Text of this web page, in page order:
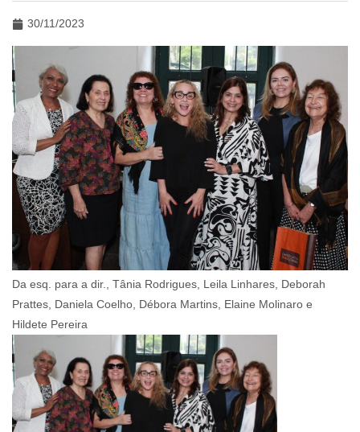
30/11/2023
Da esq. para a dir., Tânia Rodrigues, Leila Linhares, Deborah
Prattes, Daniela Coelho, Débora Martins, Elaine Molinaro e
Hildete Pereira